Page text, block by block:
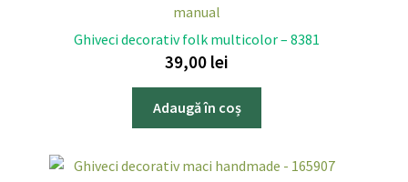
Ghiveci decorativ folk multicolor – 8381
39,00 lei
Adaugă în coș